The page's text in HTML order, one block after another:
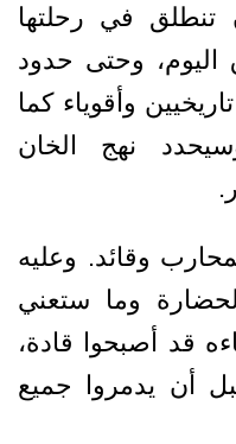
تنطلق في رحلتها
اليوم، وحتى حدود
وأقوياء كما
نهج الخان
وقائد. وعليه
وما ستعني
قد أصبحوا قادة،
أن يدمروا جميع